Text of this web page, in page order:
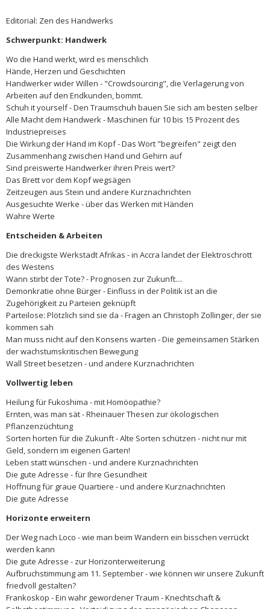
Editorial: Zen des Handwerks
Schwerpunkt: Handwerk
Wo die Hand werkt, wird es menschlich
Hände, Herzen und Geschichten
Handwerker wider Willen - "Crowdsourcing", die Verlagerung von
Arbeiten auf den Endkunden, bommt.
Schuh it yourself - Den Traumschuh bauen Sie sich am besten selber
Alle Macht dem Handwerk - Maschinen für 10 bis 15 Prozent des
Industriepreises
Die Wirkung der Hand im Kopf - Das Wort "begreifen" zeigt den
Zusammenhang zwischen Hand und Gehirn auf
Sind preiswerte Handwerker ihren Preis wert?
Das Brett vor dem Kopf wegsägen
Zeitzeugen aus Stein und andere Kurznachrichten
Ausgesuchte Werke - über das Werken mit Händen
Wahre Werte
Entscheiden & Arbeiten
Die dreckigste Werkstadt Afrikas - in Accra landet der Elektroschrott
des Westens
Wann stirbt der Tote? - Prognosen zur Zukunft....
Demonkratie ohne Bürger - Einfluss in der Politik ist an die
Zugehörigkeit zu Parteien geknüpft
Parteilose: Plötzlich sind sie da - Fragen an Christoph Zollinger, der sie
kommen sah
Man muss nicht auf den Konsens warten - Die gemeinsamen Stärken
der wachstumskritischen Bewegung
Wall Street besetzen - und andere Kurznachrichten
Vollwertig leben
Heilung für Fukoshima - mit Homöopathie?
Ernten, was man sät - Rheinauer Thesen zur ökologischen
Pflanzenzüchtung
Sorten horten für die Zukunft - Alte Sorten schützen - nicht nur mit
Geld, sondern im eigenen Garten!
Leben statt wünschen - und andere Kurznachrichten
Die gute Adresse - für Ihre Gesundheit
Hoffnung für graue Quartiere - und andere Kurznachrichten
Die gute Adresse
Horizonte erweitern
Der Weg nach Loco - wie man beim Wandern ein bisschen verrückt
werden kann
Die gute Adresse - zur Horizonterweiterung
Aufbruchstimmung am 11. September - wie können wir unsere Zukunft
friedvoll gestalten?
Frankoskop - Ein wahr gewordener Traum - Knechtschaft &